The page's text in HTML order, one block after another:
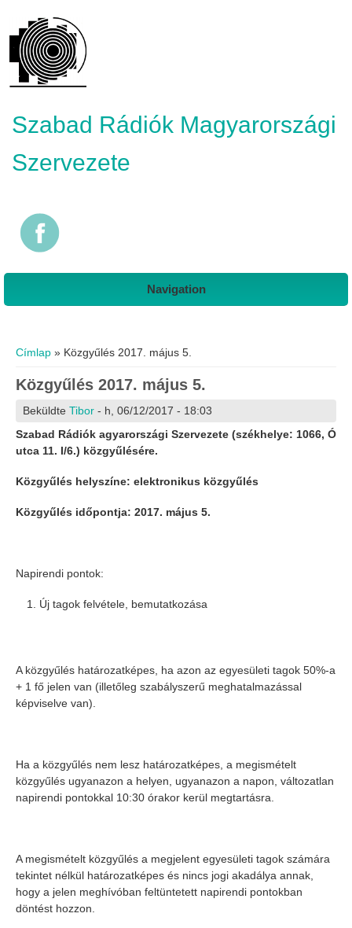
Szabad Rádiók Magyarországi
Szervezete
Navigation
Címlap » Közgyűlés 2017. május 5.
Közgyűlés 2017. május 5.
Beküldte Tibor - h, 06/12/2017 - 18:03
Szabad Rádiók agyarországi Szervezete (székhelye: 1066, Ó
utca 11. I/6.) közgyűlésére.
Közgyűlés helyszíne: elektronikus közgyűlés
Közgyűlés időpontja: 2017. május 5.
Napirendi pontok:
Új tagok felvétele, bemutatkozása
A közgyűlés határozatképes, ha azon az egyesületi tagok 50%-a
+ 1 fő jelen van (illetőleg szabályszerű meghatalmazással
képviselve van).
Ha a közgyűlés nem lesz határozatképes, a megismételt
közgyűlés ugyanazon a helyen, ugyanazon a napon, változatlan
napirendi pontokkal 10:30 órakor kerül megtartásra.
A megismételt közgyűlés a megjelent egyesületi tagok számára
tekintet nélkül határozatképes és nincs jogi akadálya annak,
hogy a jelen meghívóban feltüntetett napirendi pontokban
döntést hozzon.